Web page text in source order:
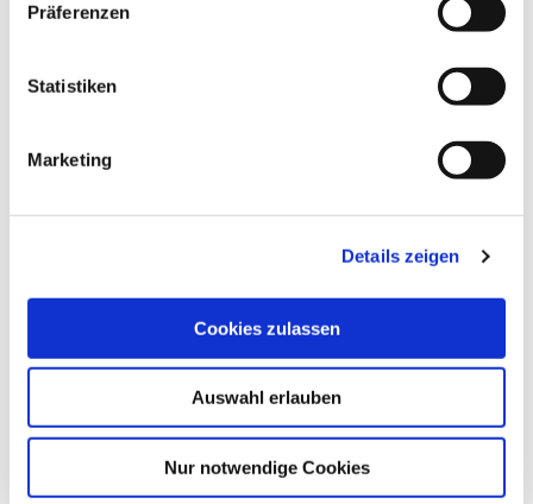
Präferenzen
Statistiken
Marketing
Details zeigen
Cookies zulassen
Auswahl erlauben
Nur notwendige Cookies